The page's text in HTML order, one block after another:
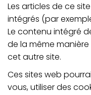
Les articles de ce
intégrés (par
Le contenu intégré
de la même manière
cet autre site.
Ces sites web
vous, utiliser des